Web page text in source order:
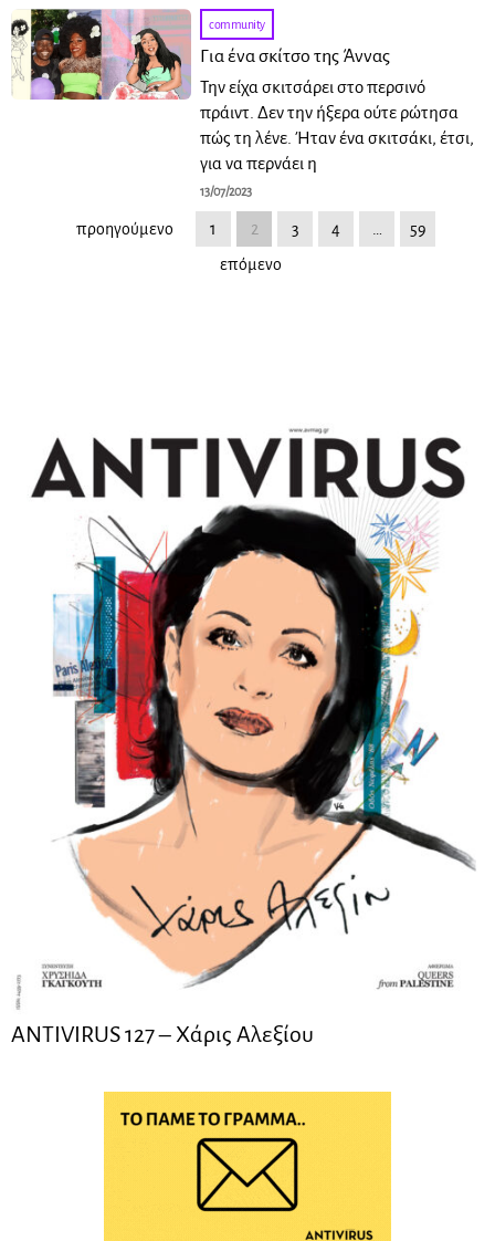
community
Για ένα σκίτσο της Άννας
Την είχα σκιτσάρει στο περσινό
πράιντ. Δεν την ήξερα ούτε ρώτησα
πώς τη λένε. Ήταν ένα σκιτσάκι, έτσι,
για να περνάει η
13/07/2023
προηγούμενο 1 2 3 4
59
επόμενο
ANTIVIRUS 127 – Xάρις Αλεξίου